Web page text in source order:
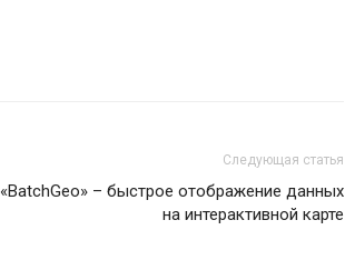
Следующая статья
«BatchGeo» – быстрое отображение данных
на интерактивной карте